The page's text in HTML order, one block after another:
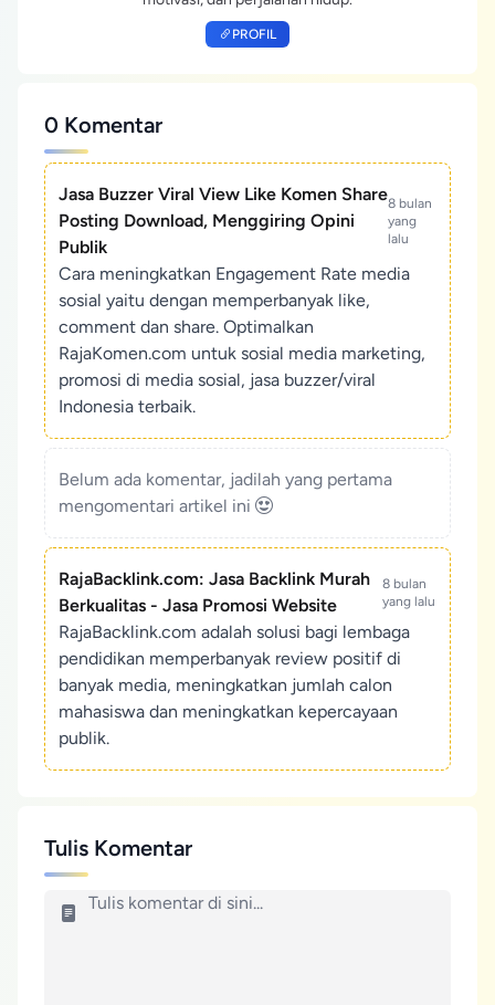
PROFIL
0 Komentar
Jasa Buzzer Viral View Like Komen Share
Posting Download, Menggiring Opini
Publik
8 bulan
yang
lalu
Cara meningkatkan Engagement Rate media
sosial yaitu dengan memperbanyak like,
comment dan share. Optimalkan
RajaKomen.com untuk sosial media marketing,
promosi di media sosial, jasa buzzer/viral
Indonesia terbaik.
Belum ada komentar, jadilah yang pertama
mengomentari artikel ini
RajaBacklink.com: Jasa Backlink Murah
Berkualitas - Jasa Promosi Website
8 bulan
yang lalu
RajaBacklink.com adalah solusi bagi lembaga
pendidikan memperbanyak review positif di
banyak media, meningkatkan jumlah calon
mahasiswa dan meningkatkan kepercayaan
publik.
Tulis Komentar